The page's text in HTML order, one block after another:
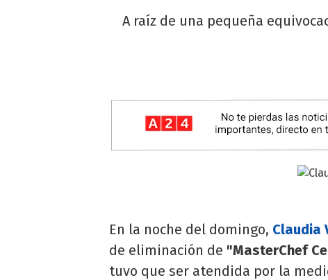
A raíz de una pequeña
En la noche del domingo, Claudia
de eliminación de "MasterChef
tuvo que ser atendida por la